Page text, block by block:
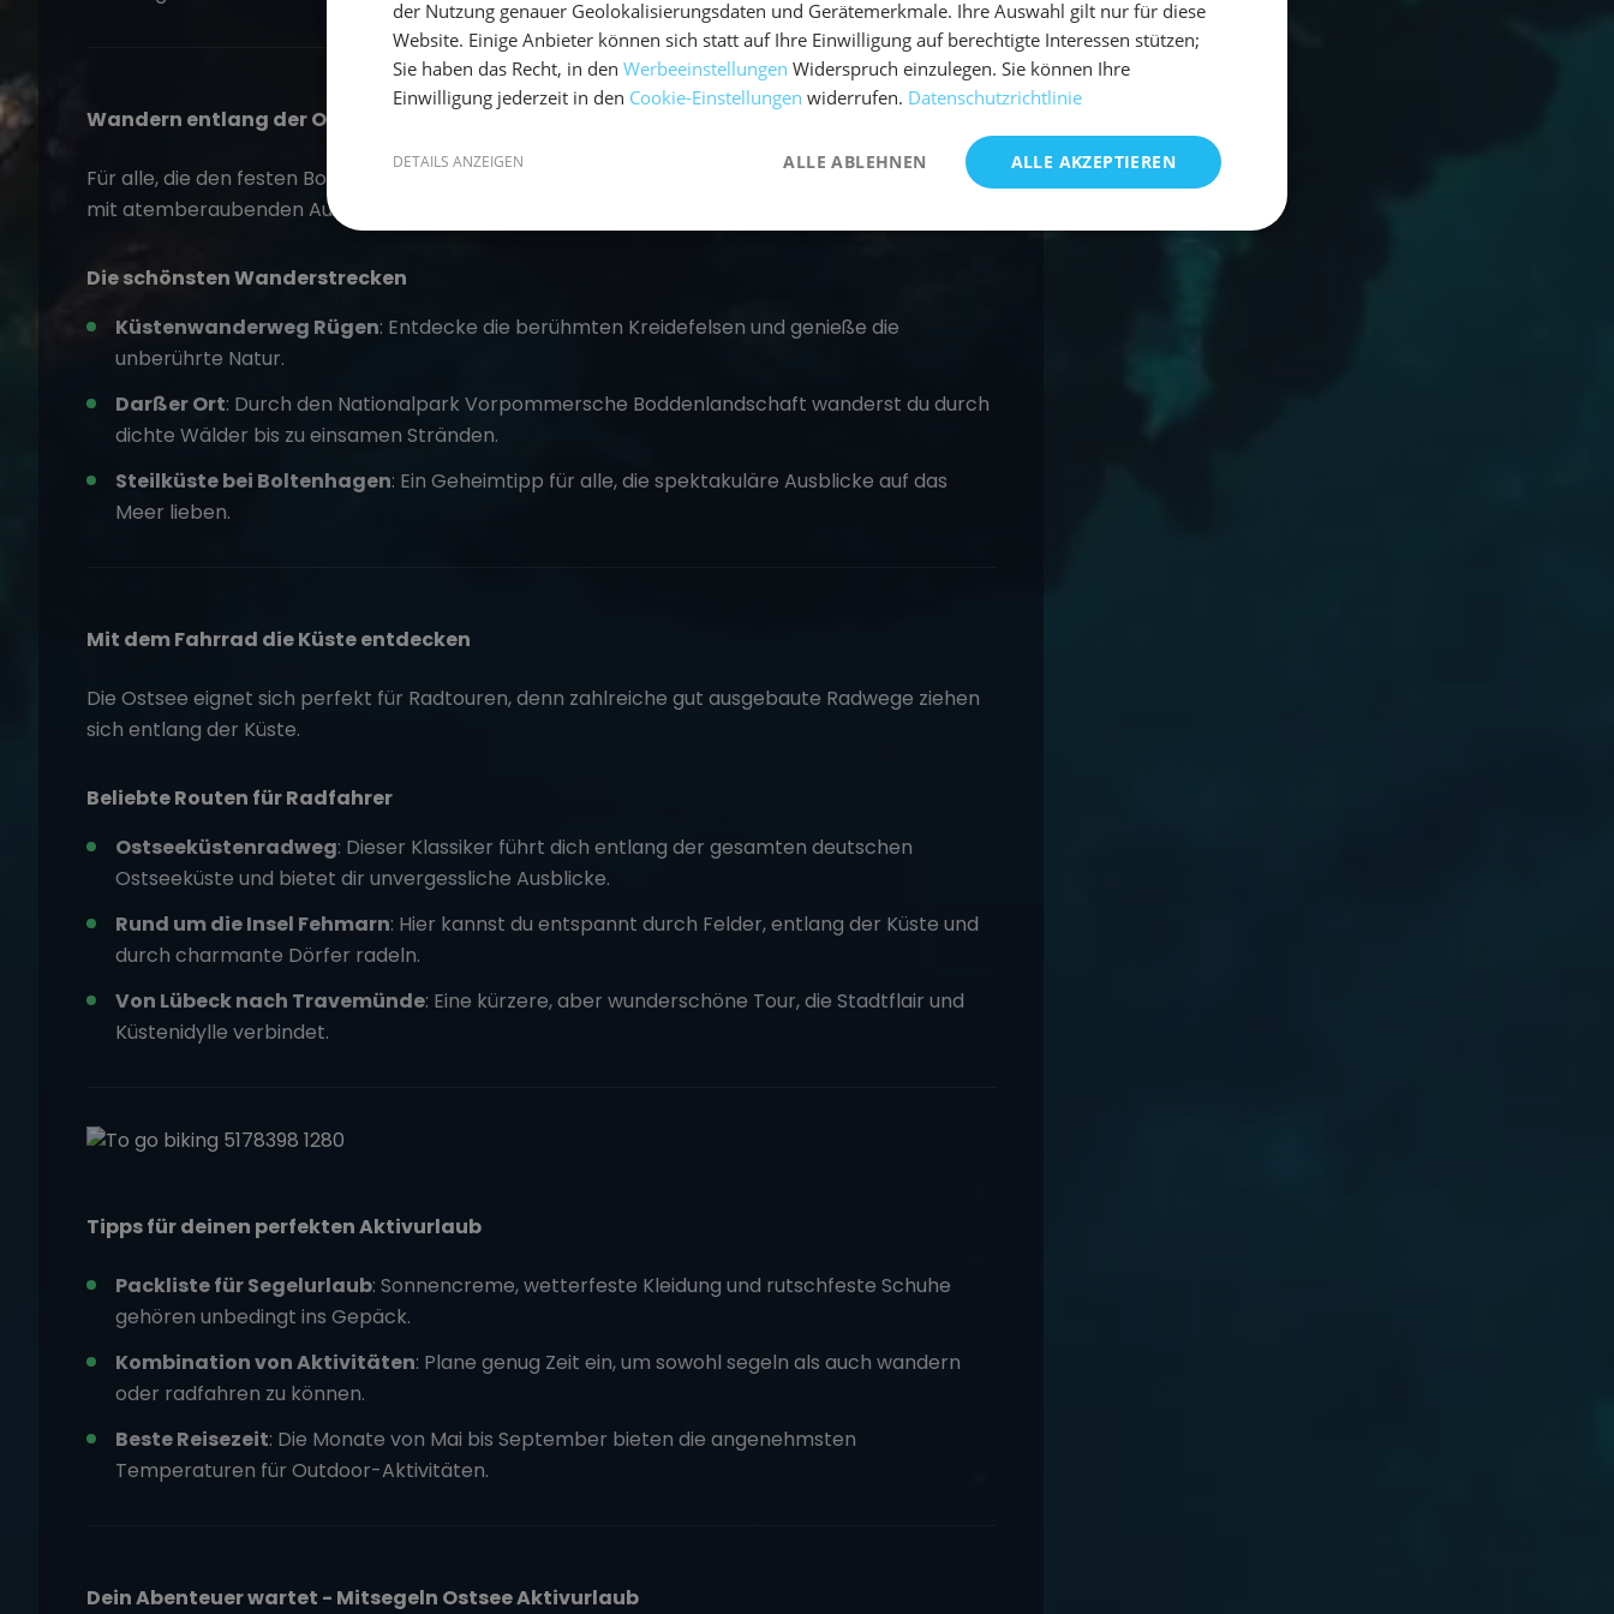
Wandern entlang der Ostseeküste
Für alle, die den festen Boden unter den Füßen lieben, bietet die Ostsee zahlreiche Wanderwege
mit atemberaubenden Ausblicken.
Die schönsten Wanderstrecken
Küstenwanderweg Rügen: Entdecke die berühmten Kreidefelsen und genieße die
unberührte Natur.
Darßer Ort: Durch den Nationalpark Vorpommersche Boddenlandschaft wanderst du durch
dichte Wälder bis zu einsamen Stränden.
Steilküste bei Boltenhagen: Ein Geheimtipp für alle, die spektakuläre Ausblicke auf das
Meer lieben.
Mit dem Fahrrad die Küste entdecken
Die Ostsee eignet sich perfekt für Radtouren, denn zahlreiche gut ausgebaute Radwege ziehen
sich entlang der Küste.
Beliebte Routen für Radfahrer
Ostseeküstenradweg: Dieser Klassiker führt dich entlang der gesamten deutschen
Ostseeküste und bietet dir unvergessliche Ausblicke.
Rund um die Insel Fehmarn: Hier kannst du entspannt durch Felder, entlang der Küste und
durch charmante Dörfer radeln.
Von Lübeck nach Travemünde: Eine kürzere, aber wunderschöne Tour, die Stadtflair und
Küstenidylle verbindet.
Tipps für deinen perfekten Aktivurlaub
Packliste für Segelurlaub: Sonnencreme, wetterfeste Kleidung und rutschfeste Schuhe
gehören unbedingt ins Gepäck.
Kombination von Aktivitäten: Plane genug Zeit ein, um sowohl segeln als auch wandern
oder radfahren zu können.
Beste Reisezeit: Die Monate von Mai bis September bieten die angenehmsten
Temperaturen für Outdoor-Aktivitäten.
Dein Abenteuer wartet - Mitsegeln Ostsee Aktivurlaub
der Nutzung genauer Geolokalisierungsdaten und Gerätemerkmale. Ihre Auswahl gilt nur für diese
Website. Einige Anbieter können sich statt auf Ihre Einwilligung auf berechtigte Interessen stützen;
Sie haben das Recht, in den Werbeeinstellungen Widerspruch einzulegen. Sie können Ihre
Einwilligung jederzeit in den Cookie-Einstellungen widerrufen. Datenschutzrichtlinie
ALLE AKZEPTIEREN
ALLE ABLEHNEN
DETAILS ANZEIGEN